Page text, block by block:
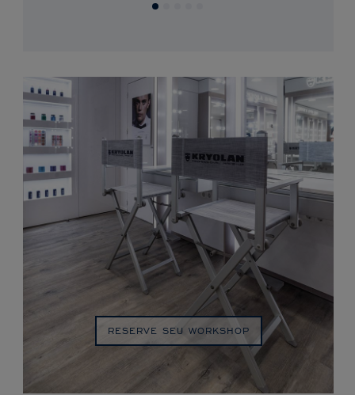
RESERVE SEU WORKSHOP